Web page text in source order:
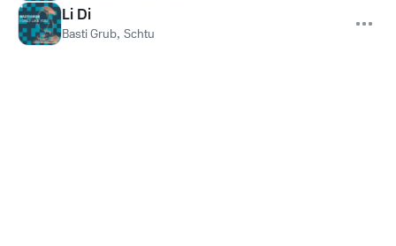
Li Di
Basti Grub, Schtu